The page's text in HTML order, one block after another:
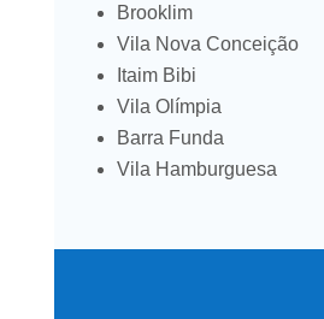
Brooklim
Vila Nova Conceição
Itaim Bibi
Vila Olímpia
Barra Funda
Vila Hamburguesa